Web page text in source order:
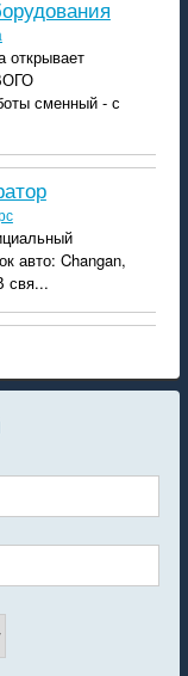
открывает
сменный - с
авто: Changan,
свя...